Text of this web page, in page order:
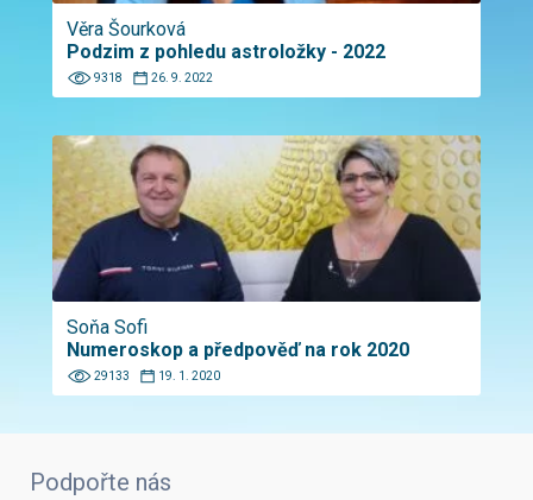
Věra Šourková
Podzim z pohledu astroložky - 2022
9318 26. 9. 2022
Soňa Sofi
Numeroskop a předpověď na rok 2020
29133 19. 1. 2020
Podpořte nás